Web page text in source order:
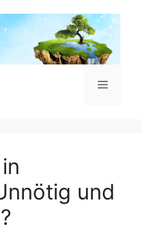
Menü
und